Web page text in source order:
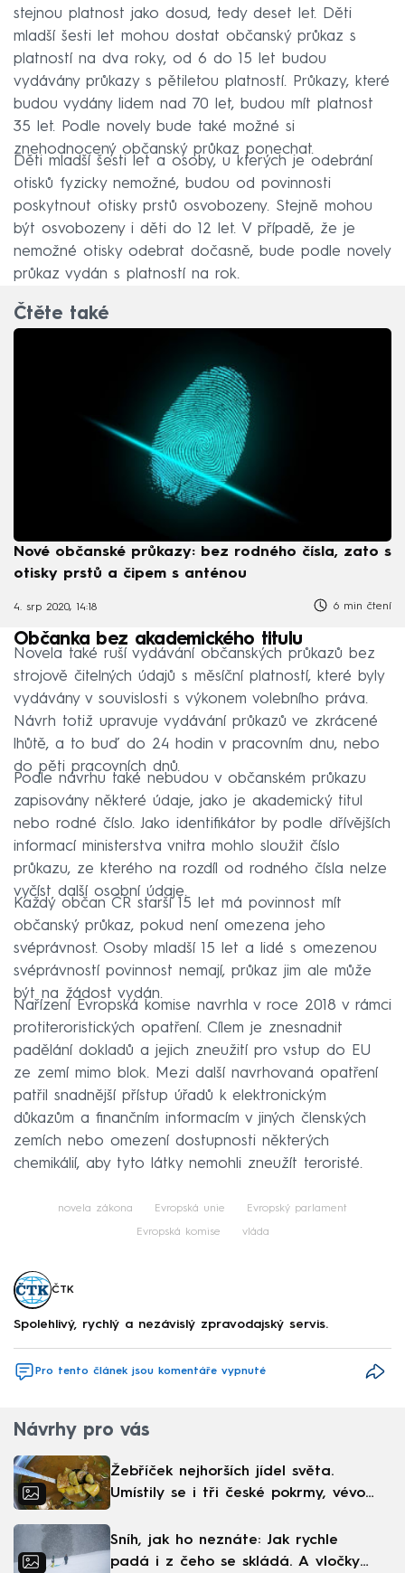
stejnou platnost jako dosud, tedy deset let. Děti
mladší šesti let mohou dostat občanský průkaz s
platností na dva roky, od 6 do 15 let budou
vydávány průkazy s pětiletou platností. Průkazy, které
budou vydány lidem nad 70 let, budou mít platnost
35 let. Podle novely bude také možné si
znehodnocený občanský průkaz ponechat.
Děti mladší šesti let a osoby, u kterých je odebrání
otisků fyzicky nemožné, budou od povinnosti
poskytnout otisky prstů osvobozeny. Stejně mohou
být osvobozeny i děti do 12 let. V případě, že je
nemožné otisky odebrat dočasně, bude podle novely
průkaz vydán s platností na rok.
Čtěte také
Nové občanské průkazy: bez rodného čísla, zato s
otisky prstů a čipem s anténou
4. srp 2020, 14:18 6 min čtení
Občanka bez akademického titulu
Novela také ruší vydávání občanských průkazů bez
strojově čitelných údajů s měsíční platností, které byly
vydávány v souvislosti s výkonem volebního práva.
Návrh totiž upravuje vydávání průkazů ve zkrácené
lhůtě, a to buď do 24 hodin v pracovním dnu, nebo
do pěti pracovních dnů.
Podle návrhu také nebudou v občanském průkazu
zapisovány některé údaje, jako je akademický titul
nebo rodné číslo. Jako identifikátor by podle dřívějších
informací ministerstva vnitra mohlo sloužit číslo
průkazu, ze kterého na rozdíl od rodného čísla nelze
vyčíst další osobní údaje.
Každý občan ČR starší 15 let má povinnost mít
občanský průkaz, pokud není omezena jeho
svéprávnost. Osoby mladší 15 let a lidé s omezenou
svéprávností povinnost nemají, průkaz jim ale může
být na žádost vydán.
Nařízení Evropská komise navrhla v roce 2018 v rámci
protiteroristických opatření. Cílem je znesnadnit
padělání dokladů a jejich zneužití pro vstup do EU
ze zemí mimo blok. Mezi další navrhovaná opatření
patřil snadnější přístup úřadů k elektronickým
důkazům a finančním informacím v jiných členských
zemích nebo omezení dostupnosti některých
chemikálií, aby tyto látky nemohli zneužít teroristé.
novela zákona Evropská unie Evropský parlament
Evropská komise vláda
ČTK
Spolehlivý, rychlý a nezávislý zpravodajský servis.
Pro tento článek jsou komentáře vypnuté
Návrhy pro vás
Žebříček nejhorších jídel světa.
Umístily se i tři české pokrmy, vévodí
Sníh, jak ho neznáte: Jak rychle
padá i z čeho se skládá. A vločky